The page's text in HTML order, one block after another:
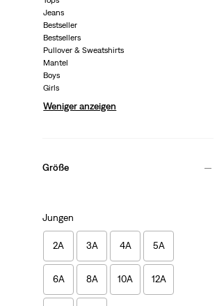
Jeans
Bestseller
Bestsellers
Pullover & Sweatshirts
Mantel
Boys
Girls
Weniger anzeigen
Größe
Jungen
2A 3A 4A 5A
6A 8A 10A 12A